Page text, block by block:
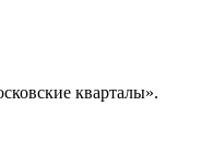
кварталы».